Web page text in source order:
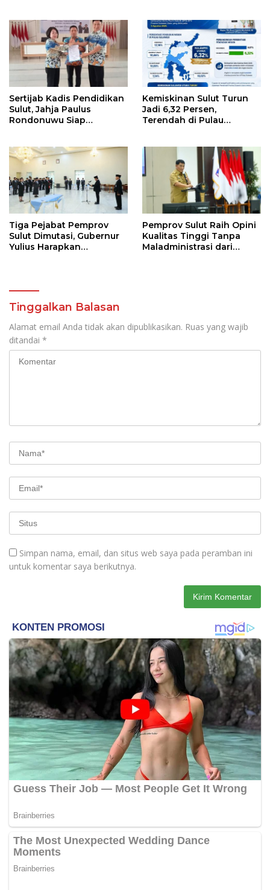
Kelapa ke Investor
Kendaraan
Sertijab Kadis Pendidikan
Sulut, Jahja Paulus
Rondonuwu Siap
Kemiskinan Sulut Turun
Jadi 6,32 Persen,
Terendah di Pulau
Tiga Pejabat Pemprov
Sulut Dimutasi, Gubernur
Yulius Harapkan
Pemprov Sulut Raih Opini
Kualitas Tinggi Tanpa
Maladministrasi dari
Tinggalkan Balasan
Alamat email Anda tidak akan dipublikasikan. Ruas yang wajib
ditandai *
Simpan nama, email, dan situs web saya pada peramban ini
untuk komentar saya berikutnya.